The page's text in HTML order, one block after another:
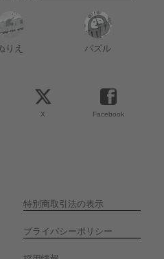
りえ パズル
X Facebook
特別商取引法の表示
プライバシーポリシー